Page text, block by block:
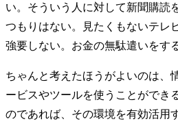
い。そういう人に対して新聞購読
つもりはない。見たくもないテレ
強要しない。お金の無駄遣いをす
ちゃんと考えたほうがよいのは、
ービスやツールを使うことができ
のであれば、その環境を有効活用